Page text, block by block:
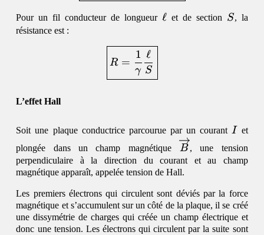
Pour un fil conducteur de longueur \ell
ℓet de section S
S, la
résistance est :
R =
γ
1
S
ℓ
L’effet Hall
Soit une plaque conductrice parcourue par un courant I
I et
plongée dans un champ magnétique B , une tension
perpendiculaire à la direction du courant et au champ
magnétique apparaît, appelée tension de Hall.
Les premiers électrons qui circulent sont déviés par la force
magnétique et s’accumulent sur un côté de la plaque, il se créé
une dissymétrie de charges qui créée un champ électrique et
donc une tension. Les électrons qui circulent par la suite sont